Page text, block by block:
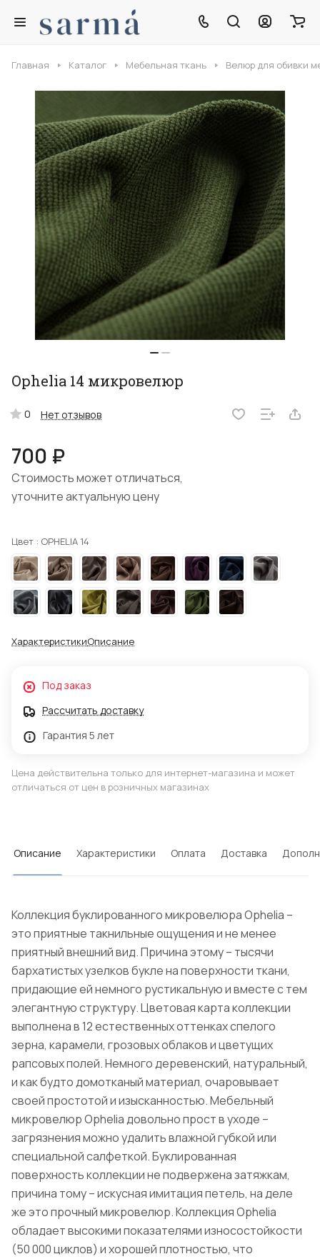
Главная Каталог Мебельная ткань Велюр для обивки
Ophelia 14 микровелюр
0 Нет отзывов
700 ₽
Стоимость может отличаться,
уточните актуальную цену
Цвет : OPHELIA 14
ХарактеристикиОписание
Под заказ
Рассчитать доставку
Гарантия 5 лет
Цена действительна только для интернет-магазина и может
отличаться от цен в розничных магазинах
Описание Характеристики Оплата Доставка
Коллекция буклированного микровелюра Ophelia –
это приятные такнильные ощущения и не менее
приятный внешний вид. Причина этому – тысячи
бархатистых узелков букле на поверхности ткани,
придающие ей немного рустикальную и вместе с тем
элегантную структуру. Цветовая карта коллекции
выполнена в 12 естественных оттенках спелого
зерна, карамели, грозовых облаков и цветущих
рапсовых полей. Немного деревенский, натуральный,
и как будто домотканый материал, очаровывает
своей простотой и изысканностью. Мебельный
микровелюр Ophelia довольно прост в уходе –
загрязнения можно удалить влажной губкой или
специальной салфеткой. Буклированная
поверхность коллекции не подвержена затяжкам,
причина тому – искусная имитация петель, на деле
же это прочный микровелюр. Коллекция Ophelia
обладает высокими показателями износостойкости
(50 000 циклов) и хорошей плотностью, что